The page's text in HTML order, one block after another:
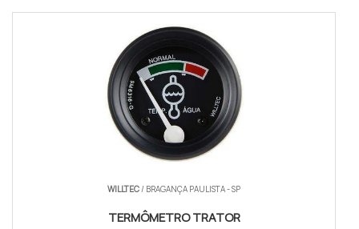
WILLTEC/ BRAGANÇA PAULISTA - SP
TERMÔMETRO TRATOR